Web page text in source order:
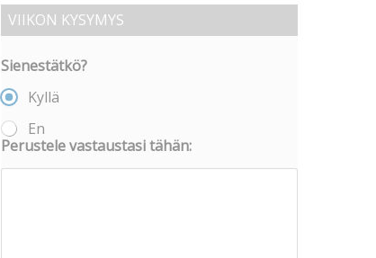
VIIKON KYSYMYS
Sienestätkö?
Kyllä
En
Perustele vastaustasi tähän: